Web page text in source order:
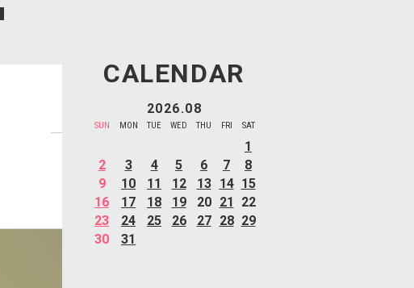
CALENDAR
2026.08
SUN MON TUE WED THU FRI SAT
1
2
3 4 5 6 7
8
9
10 11 12 13 14 15
16
17 18 19 20 21
22
23
24 25 26 27 28 29
30
31